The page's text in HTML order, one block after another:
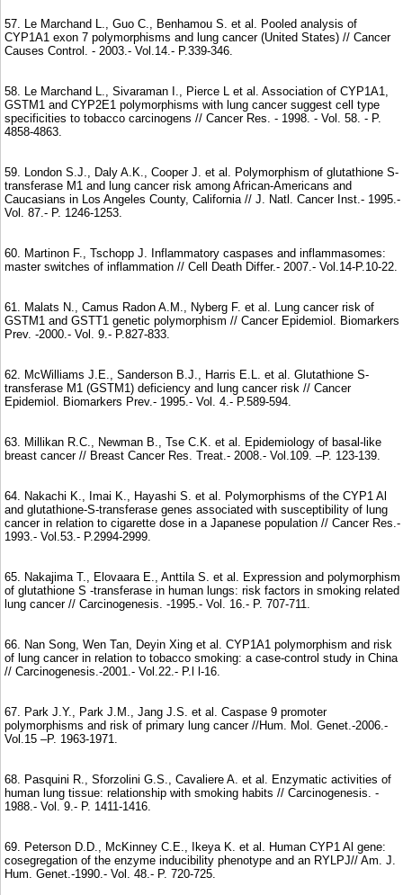
57. Le Marchand L., Guo C., Benhamou S. et al. Pooled analysis of
CYP1A1 exon 7 polymorphisms and lung cancer (United States) // Cancer
Causes Control. - 2003.- Vol.14.- P.339-346.
58. Le Marchand L., Sivaraman I., Pierce L et al. Association of CYP1A1,
GSTM1 and CYP2E1 polymorphisms with lung cancer suggest cell type
specificities to tobacco carcinogens // Cancer Res. - 1998. - Vol. 58. - P.
4858-4863.
59. London S.J., Daly A.K., Cooper J. et al. Polymorphism of glutathione S-
transferase M1 and lung cancer risk among African-Americans and
Caucasians in Los Angeles County, California // J. Natl. Cancer Inst.- 1995.-
Vol. 87.- P. 1246-1253.
60. Martinon F., Tschopp J. Inflammatory caspases and inflammasomes:
master switches of inflammation // Cell Death Differ.- 2007.- Vol.14-P.10-22.
61. Malats N., Camus Radon A.M., Nyberg F. et al. Lung cancer risk of
GSTM1 and GSTT1 genetic polymorphism // Cancer Epidemiol. Biomarkers
Prev. -2000.- Vol. 9.- P.827-833.
62. McWilliams J.E., Sanderson B.J., Harris E.L. et al. Glutathione S-
transferase M1 (GSTM1) deficiency and lung cancer risk // Cancer
Epidemiol. Biomarkers Prev.- 1995.- Vol. 4.- P.589-594.
63. Millikan R.C., Newman B., Tse C.K. et al. Epidemiology of basal-like
breast cancer // Breast Cancer Res. Treat.- 2008.- Vol.109. –P. 123-139.
64. Nakachi K., Imai K., Hayashi S. et al. Polymorphisms of the CYP1 Al
and glutathione-S-transferase genes associated with susceptibility of lung
cancer in relation to cigarette dose in a Japanese population // Cancer Res.-
1993.- Vol.53.- P.2994-2999.
65. Nakajima Т., Elovaara E., Anttila S. et al. Expression and polymorphism
of glutathione S -transferase in human lungs: risk factors in smoking related
lung cancer // Carcinogenesis. -1995.- Vol. 16.- P. 707-711.
66. Nan Song, Wen Tan, Deyin Xing et al. CYP1A1 polymorphism and risk
of lung cancer in relation to tobacco smoking: a case-control study in China
// Carcinogenesis.-2001.- Vol.22.- P.l l-16.
67. Park J.Y., Park J.M., Jang J.S. et al. Caspase 9 promoter
polymorphisms and risk of primary lung cancer //Hum. Mol. Genet.-2006.-
Vol.15 –P. 1963-1971.
68. Pasquini R., Sforzolini G.S., Cavaliere A. et al. Enzymatic activities of
human lung tissue: relationship with smoking habits // Carcinogenesis. -
1988.- Vol. 9.- P. 1411-1416.
69. Peterson D.D., McKinney C.E., Ikeya K. et al. Human CYP1 Al gene:
cosegregation of the enzyme inducibility phenotype and an RYLPJ// Am. J.
Hum. Genet.-1990.- Vol. 48.- P. 720-725.